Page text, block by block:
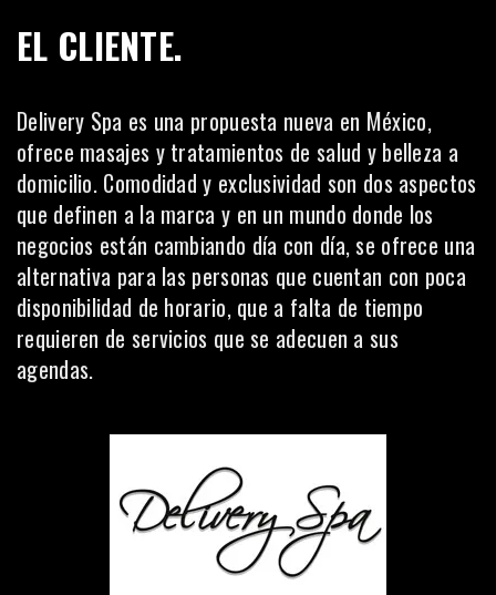
EL CLIENTE.
Delivery Spa es una propuesta nueva en México,
ofrece masajes y tratamientos de salud y belleza a
domicilio. Comodidad y exclusividad son dos aspectos
que definen a la marca y en un mundo donde los
negocios están cambiando día con día, se ofrece una
alternativa para las personas que cuentan con poca
disponibilidad de horario, que a falta de tiempo
requieren de servicios que se adecuen a sus
agendas.